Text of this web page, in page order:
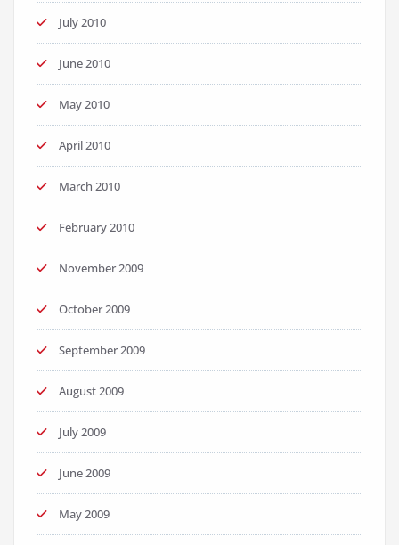
July 2010
June 2010
May 2010
April 2010
March 2010
February 2010
November 2009
October 2009
September 2009
August 2009
July 2009
June 2009
May 2009